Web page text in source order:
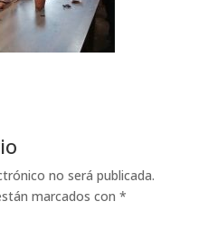
no será publicada.
marcados con *